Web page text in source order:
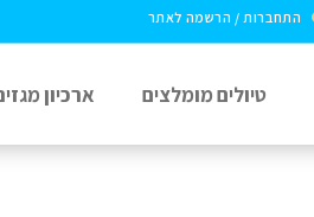
התחברות / הרשמה לאתר
טיולים מומלצים ארכיון